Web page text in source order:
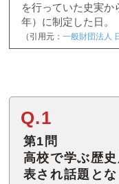
を行っていた史実か
年）に制定した日。
（引用元： 一般財団法人
Q.1
第1問
高校で学ぶ歴
表され話題と